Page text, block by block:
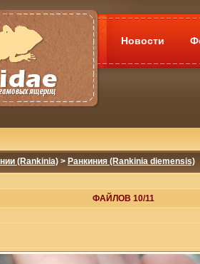
Новости
(Rankinia) > Ранкиния (Rankinia diemensis)
ФАЙЛОВ 10/11